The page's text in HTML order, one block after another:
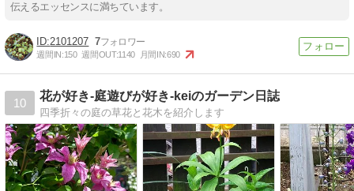
伝えるエッセンスに満ちています。
2101207 7
週間IN:150 週間OUT:1140 月間IN:690
10
花が好き-庭遊びが好き-keiのガーデン日誌
四季折々の庭の草花と花木を紹介します